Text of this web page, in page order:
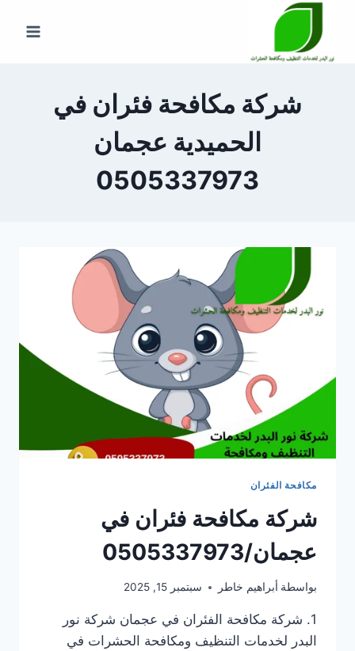
المحتوى
شركة مكافحة فئران في
الحميدية عجمان
0505337973
مكافحة الفئران
شركة مكافحة فئران في
عجمان/0505337973
بواسطة أبراهيم خاطر سبتمبر 15, 2025
1. شركة مكافحة الفئران في عجمان شركة نور
البدر لخدمات التنظيف ومكافحة الحشرات في